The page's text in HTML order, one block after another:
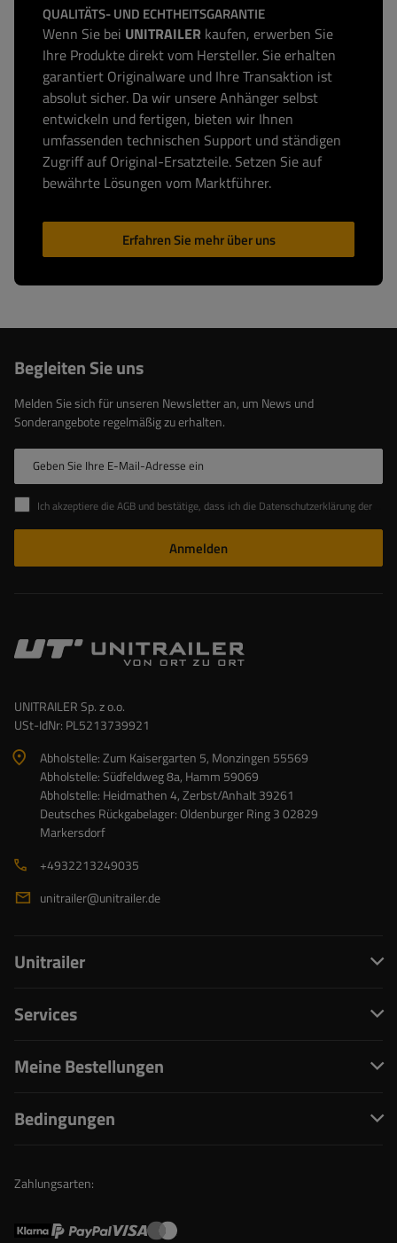
QUALITÄTS- UND ECHTHEITSGARANTIE
Wenn Sie bei UNITRAILER kaufen, erwerben Sie
Ihre Produkte direkt vom Hersteller. Sie erhalten
garantiert Originalware und Ihre Transaktion ist
absolut sicher. Da wir unsere Anhänger selbst
entwickeln und fertigen, bieten wir Ihnen
umfassenden technischen Support und ständigen
Zugriff auf Original-Ersatzteile. Setzen Sie auf
bewährte Lösungen vom Marktführer.
Erfahren Sie mehr über uns
Begleiten Sie uns
Melden Sie sich für unseren Newsletter an, um News und
Sonderangebote regelmäßig zu erhalten.
Geben Sie Ihre E-Mail-Adresse ein
Ich akzeptiere die AGB und bestätige, dass ich die Datenschutzerklärung der Website zur Kenntnis genommen habe
Anmelden
UNITRAILER Sp. z o.o.
USt-IdNr: PL5213739921
Abholstelle: Zum Kaisergarten 5, Monzingen 55569
Abholstelle: Südfeldweg 8a, Hamm 59069
Abholstelle: Heidmathen 4, Zerbst/Anhalt 39261
Deutsches Rückgabelager: Oldenburger Ring 3 02829
Markersdorf
+4932213249035
unitrailer@unitrailer.de
Unitrailer
Services
Meine Bestellungen
Bedingungen
Zahlungsarten: